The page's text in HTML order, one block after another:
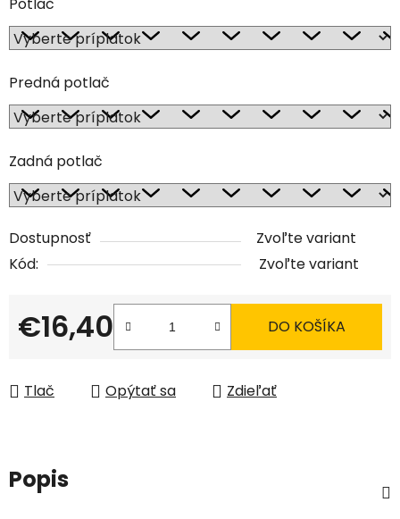
Potlač
Predná potlač
Zadná potlač
Dostupnosť
Zvoľte variant
Kód:
Zvoľte variant
€16,40
Jednotková cena:
DO KOŠÍKA
Tlač Opýtať sa Zdieľať
Popis